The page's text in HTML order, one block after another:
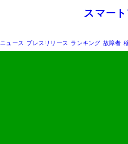
スマー
ニュース プレスリリース ランキング 故障者